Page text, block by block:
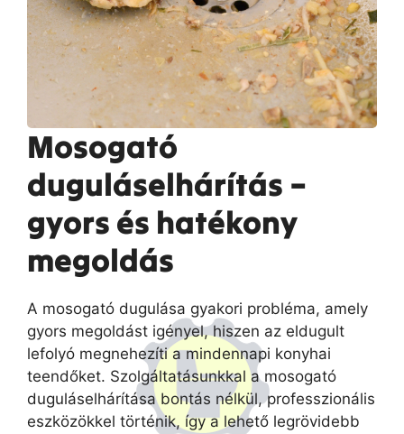
Mosogató
duguláselhárítás –
gyors és hatékony
megoldás
A mosogató dugulása gyakori probléma, amely
gyors megoldást igényel, hiszen az eldugult
lefolyó megnehezíti a mindennapi konyhai
teendőket. Szolgáltatásunkkal a mosogató
duguláselhárítása bontás nélkül, professzionális
eszközökkel történik, így a lehető legrövidebb